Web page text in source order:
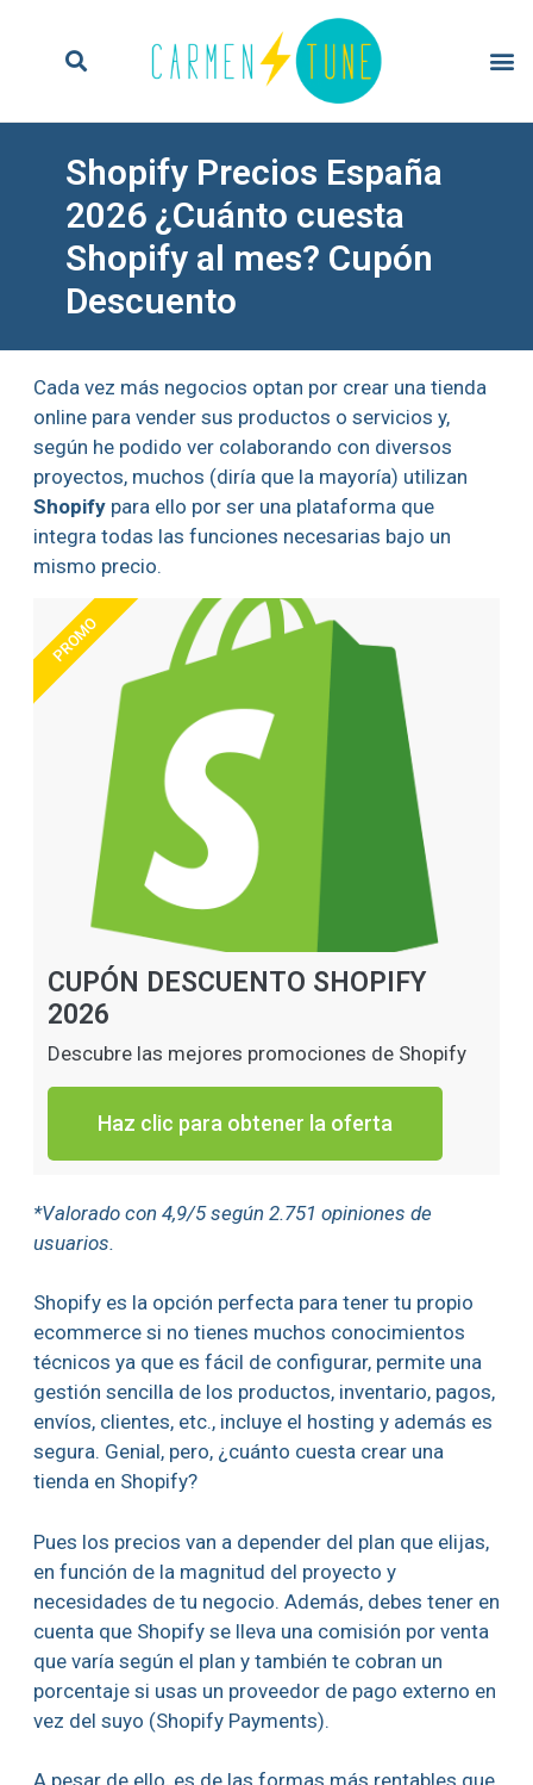
Shopify Precios España
2026 ¿Cuánto cuesta
Shopify al mes? Cupón
Descuento
Cada vez más negocios optan por crear una tienda
online para vender sus productos o servicios y,
según he podido ver colaborando con diversos
proyectos, muchos (diría que la mayoría) utilizan
Shopifypara ello por ser una plataforma que
integra todas las funciones necesarias bajo un
mismo precio.
CUPÓN DESCUENTO SHOPIFY
2026
Descubre las mejores promociones de Shopify
Haz clic para obtener la oferta
PROMO
*Valorado con 4,9/5 según 2.751 opiniones de
usuarios.
Shopify es la opción perfecta para tener tu propio
ecommerce si no tienes muchos conocimientos
técnicos ya que es fácil de configurar, permite una
gestión sencilla de los productos, inventario, pagos,
envíos, clientes, etc., incluye el hosting y además es
segura. Genial, pero, ¿cuánto cuesta crear una
tienda en Shopify?
Pues los precios van a depender del plan que elijas,
en función de la magnitud del proyecto y
necesidades de tu negocio. Además, debes tener en
cuenta que Shopify se lleva una comisión por venta
que varía según el plan y también te cobran un
porcentaje si usas un proveedor de pago externo en
vez del suyo (Shopify Payments).